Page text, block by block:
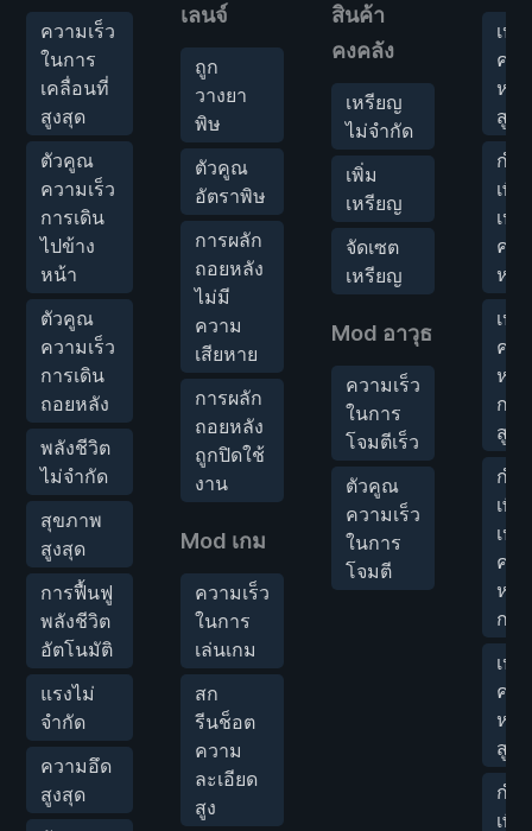
ความเร็ว
ในการ
เคลื่อนที่
สูงสุด
ตัวคูณ
ความเร็ว
การเดิน
ไปข้าง
หน้า
ตัวคูณ
ความเร็ว
การเดิน
ถอยหลัง
พลังชีวิต
ไม่จำกัด
สุขภาพ
สูงสุด
การฟื้นฟู
พลังชีวิต
อัตโนมัติ
แรงไม่
จำกัด
ความอึด
สูงสุด
เลนจ์
ถูก
วางยา
พิษ
ตัวคูณ
อัตราพิษ
การผลัก
ถอยหลัง
ไม่มี
ความ
เสียหาย
การผลัก
ถอยหลัง
ถูกปิดใช้
งาน
Mod เกม
ความเร็ว
ในการ
เล่นเกม
สก
รีนช็อต
ความ
ละเอียด
สูง
สินค้า
คงคลัง
เหรียญ
ไม่จำกัด
เพิ่ม
เหรียญ
จัดเซต
เหรียญ
Mod อาวุธ
ความเร็ว
ในการ
โจมตีเร็ว
ตัวคูณ
ความเร็ว
ในการ
โจมตี
เป
คว
หา
สูง
กำ
เพิ่
เป
คว
หา
เป
คว
หาย
กา
สูง
กำ
เพิ่
เป
คว
หาย
กา
เป
คว
หา
สูง
กำ
เพิ่